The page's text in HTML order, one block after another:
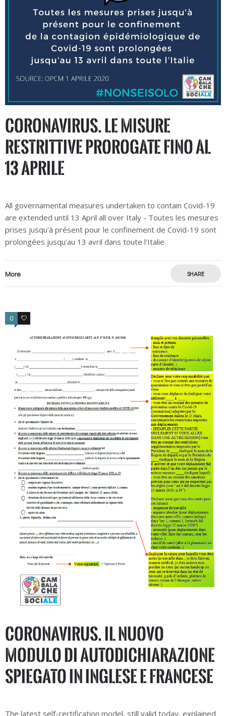
CORONAVIRUS. Le misure
restrittive prorogate fino al
13 aprile
All governamental measures undertaken to contain Covid-19
are extended until 13 April all over Italy - Toutes les mesures
prises jusqu'à présent pour le confinement de Covid-19 sont
prolongées jusqu'au 13 avril dans toute l'Italie.
More SHARE
0 0
CORONAVIRUS. Il nuovo
modulo di autodichiarazione
spiegato in inglese e francese
The latest self-certification model, still valid today, explained